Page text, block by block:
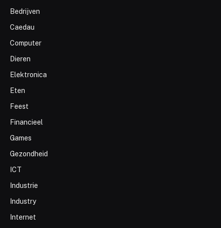
Bedrijven
Caedau
Computer
Dieren
Elektronica
Eten
Feest
Financieel
Games
Gezondheid
ICT
Industrie
Industry
Internet